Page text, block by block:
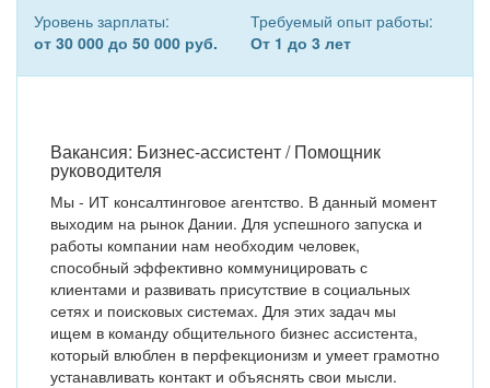
Уровень зарплаты:
от 30 000 до 50 000 руб.
Требуемый опыт работы:
От 1 до 3 лет
Вакансия: Бизнес-ассистент / Помощник
руководителя
Мы - ИТ консалтинговое агентство. В данный момент
выходим на рынок Дании. Для успешного запуска и
работы компании нам необходим человек,
способный эффективно коммуницировать с
клиентами и развивать присутствие в социальных
сетях и поисковых системах. Для этих задач мы
ищем в команду общительного бизнес ассистента,
который влюблен в перфекционизм и умеет грамотно
устанавливать контакт и объяснять свои мысли.